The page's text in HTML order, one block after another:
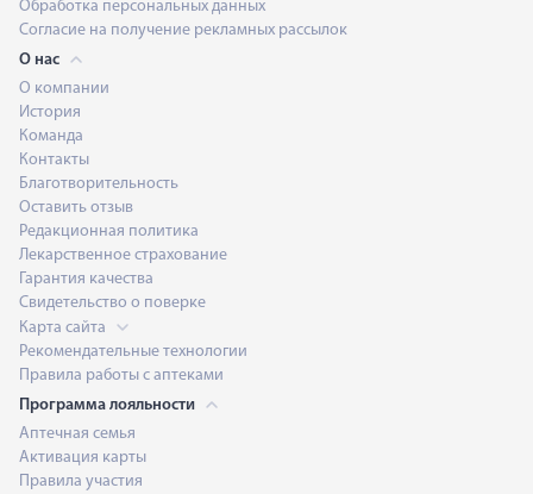
Обработка персональных данных
Согласие на получение рекламных рассылок
О нас
О компании
История
Команда
Контакты
Благотворительность
Оставить отзыв
Редакционная политика
Лекарственное страхование
Гарантия качества
Свидетельство о поверке
Карта сайта
Рекомендательные технологии
Правила работы с аптеками
Программа лояльности
Аптечная семья
Активация карты
Правила участия